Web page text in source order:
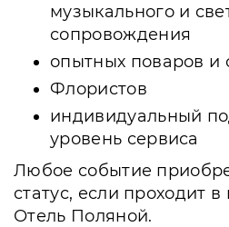
музыкального и
сопровождения
опытных поваров и
Флористов
индивидуальный
уровень сервиса
Любое событие
статус, если проходит в
Отель Поляной.